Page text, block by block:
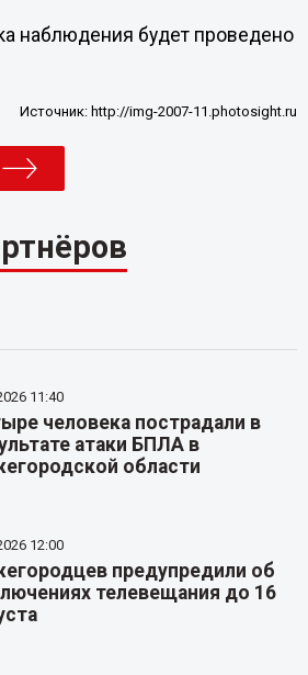
наблюдения будет проведено
Источник: http://img-2007-11.photosight.ru
11:40
человека пострадали в
атаки БПЛА в
области
12:00
предупредили об
телевещания до 16